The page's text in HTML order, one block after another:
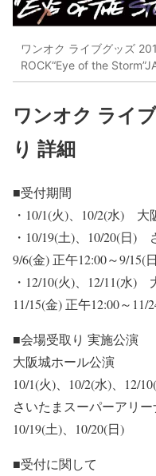
ワンオク ライブグッズ
ROCK“Eye of the
ワンオク ライ
り 詳細
■受付期間
・ 10/1(火)、10/2(水) 大
・ 10/19(土)、10/20(日)
9/6(金) 正午12:00～9/15(
・ 12/10(火)、12/11(水)
11/15(金) 正午12:00～11/
■会場受取り 実施公演
大阪城ホール公演
10/1(火)、10/2(水)、12/
さいたまスーパーアリ
10/19(土)、10/20(日)
■受付に関して